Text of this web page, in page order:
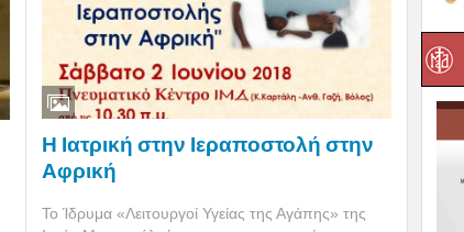
Η Ιατρική στην Ιεραποστολή στην
Αφρική
Το Ίδρυμα «Λειτουργοί Υγείας της Αγάπης» της